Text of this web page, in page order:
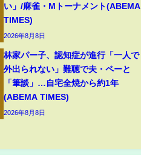
い」/麻雀・Mトーナメント(ABEMA
TIMES)
2026年8月8日
林家パー子、認知症が進行「一人で
外出られない」難聴で夫・ペーと
「筆談」…自宅全焼から約1年
(ABEMA TIMES)
2026年8月8日